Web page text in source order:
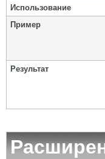
Использование
Пример
Результат